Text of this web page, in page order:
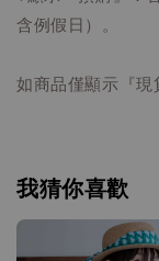
含例假日）。
如商品僅顯示『現
我猜你喜歡